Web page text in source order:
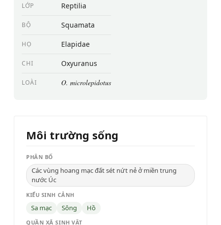
LỚP Reptilia
BỘ Squamata
HỌ Elapidae
CHI Oxyuranus
LOÀI O. microlepidotus
Môi trường sống
PHÂN BỐ
Các vùng hoang mạc đất sét nứt nẻ ở miền trung
nước Úc
KIỂU SINH CẢNH
Sa mạc Sông Hồ
QUẦN XÃ SINH VẬT